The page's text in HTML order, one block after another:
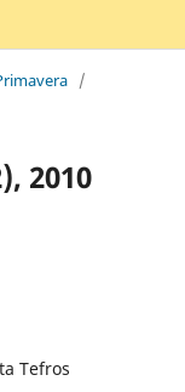
/
2010
Tefros